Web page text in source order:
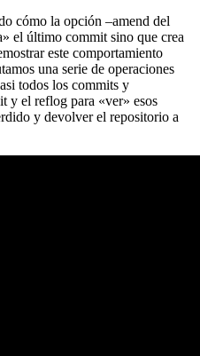
cómo la opción –amend del
el último commit sino que crea
este comportamiento
una serie de operaciones
todos los commits y
y el reflog para «ver» esos
y devolver el repositorio a